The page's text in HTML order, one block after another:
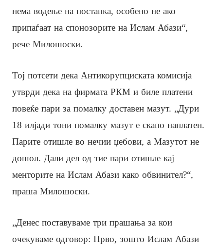
нема водење на постапка, особено не ако
припаѓаат на спонозорите на Ислам Абази“,
рече Милошоски.
Тој потсети дека Антикорупциската комисија
утврди дека на фирмата РКМ и биле платени
повеќе пари за помалку доставен мазут. „Дури
18 илјади тони помалку мазут е скапо наплатен.
Парите отишле во нечии џебови, а Мазутот не
дошол. Дали дел од тие пари отишле кај
менторите на Ислам Абази како обвинител?“,
праша Милошоски.
„Денес поставуваме три прашања за кои
очекуваме одговор: Прво, зошто Ислам Абази